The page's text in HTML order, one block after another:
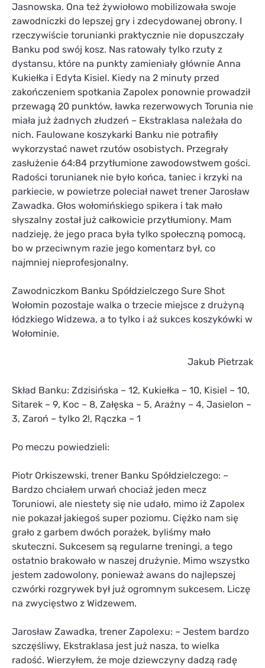
Jasnowska. Ona też żywiołowo mobilizowała swoje
zawodniczki do lepszej gry i zdecydowanej obrony. I
rzeczywiście torunianki praktycznie nie dopuszczały
Banku pod swój kosz. Nas ratowały tylko rzuty z
dystansu, które na punkty zamieniały głównie Anna
Kukiełka i Edyta Kisiel. Kiedy na 2 minuty przed
zakończeniem spotkania Zapolex ponownie prowadził
przewagą 20 punktów, ławka rezerwowych Torunia nie
miała już żadnych złudzeń – Ekstraklasa należała do
nich. Faulowane koszykarki Banku nie potrafiły
wykorzystać nawet rzutów osobistych. Przegrały
zasłużenie 64:84 przytłumione zawodowstwem gości.
Radości torunianek nie było końca, taniec i krzyki na
parkiecie, w powietrze poleciał nawet trener Jarosław
Zawadka. Głos wołomińskiego spikera i tak mało
słyszalny został już całkowicie przytłumiony. Mam
nadzieję, że jego praca była tylko społeczną pomocą,
bo w przeciwnym razie jego komentarz był, co
najmniej nieprofesjonalny.
Zawodniczkom Banku Spółdzielczego Sure Shot
Wołomin pozostaje walka o trzecie miejsce z drużyną
łódzkiego Widzewa, a to tylko i aż sukces koszykówki w
Wołominie.
Jakub Pietrzak
Skład Banku: Zdzisińska – 12, Kukiełka – 10, Kisiel – 10,
Sitarek – 9, Koc – 8, Załęska – 5, Arażny – 4, Jasielon –
3, Zaroń – tylko 2!, Rączka – 1
Po meczu powiedzieli:
Piotr Orkiszewski, trener Banku Spółdzielczego: –
Bardzo chciałem urwań chociaż jeden mecz
Toruniowi, ale niestety się nie udało, mimo iż Zapolex
nie pokazał jakiegoś super poziomu. Ciężko nam się
grało z garbem dwóch porażek, byliśmy mało
skuteczni. Sukcesem są regularne treningi, a tego
ostatnio brakowało w naszej drużynie. Mimo wszystko
jestem zadowolony, ponieważ awans do najlepszej
czwórki rozgrywek był już ogromnym sukcesem. Liczę
na zwycięstwo z Widzewem.
Jarosław Zawadka, trener Zapolexu: – Jestem bardzo
szczęśliwy, Ekstraklasa jest już nasza, to wielka
radość. Wierzyłem, że moje dziewczyny dadzą radę